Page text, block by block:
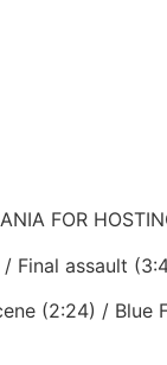
FOR
Final assault
(2:24) / Blue